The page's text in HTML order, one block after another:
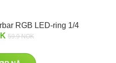
RGB LED-ring 1/4
59.9 NOK